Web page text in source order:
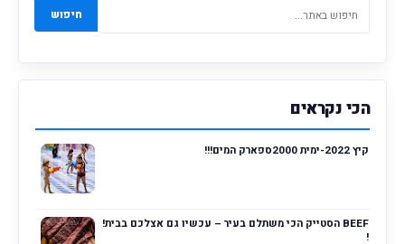
חיפוש
הכי נקראים
קיץ 2022-ימית 2000ספארק המים!!!
BEEF הסטייק הכי משתלם בעיר – עכשיו גם אצלכם בבית!
!